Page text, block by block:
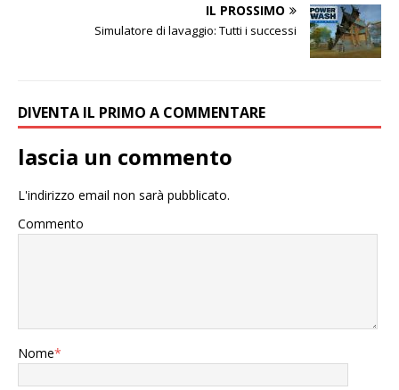
IL PROSSIMO
Simulatore di lavaggio: Tutti i successi
DIVENTA IL PRIMO A COMMENTARE
lascia un commento
L'indirizzo email non sarà pubblicato.
Commento
Nome*